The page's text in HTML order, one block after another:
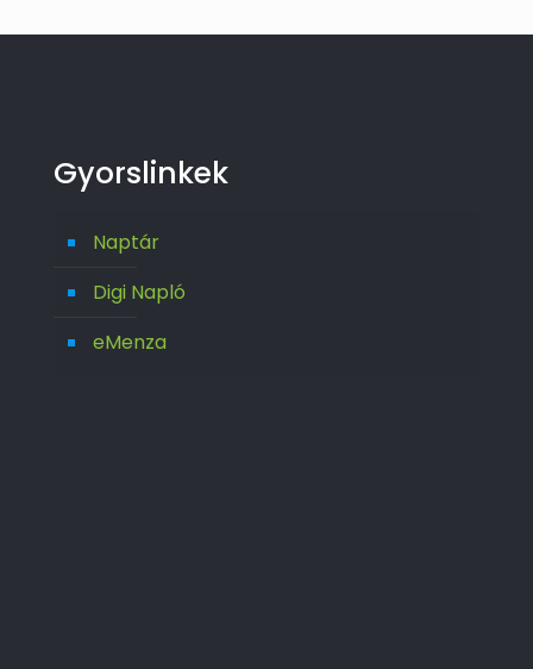
Gyorslinkek
Naptár
Digi Napló
eMenza